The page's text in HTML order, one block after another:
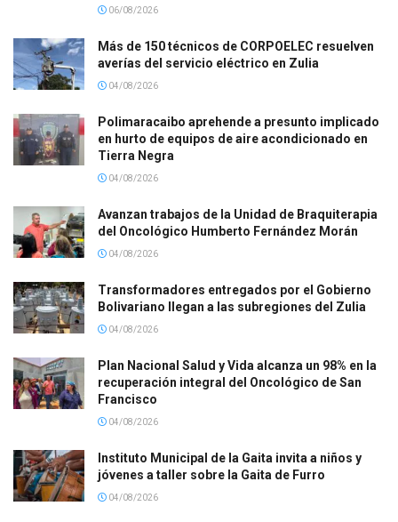
06/08/2026
Más de 150 técnicos de CORPOELEC resuelven
averías del servicio eléctrico en Zulia
04/08/2026
Polimaracaibo aprehende a presunto implicado
en hurto de equipos de aire acondicionado en
Tierra Negra
04/08/2026
Avanzan trabajos de la Unidad de Braquiterapia
del Oncológico Humberto Fernández Morán
04/08/2026
Transformadores entregados por el Gobierno
Bolivariano llegan a las subregiones del Zulia
04/08/2026
Plan Nacional Salud y Vida alcanza un 98% en la
recuperación integral del Oncológico de San
Francisco
04/08/2026
Instituto Municipal de la Gaita invita a niños y
jóvenes a taller sobre la Gaita de Furro
04/08/2026